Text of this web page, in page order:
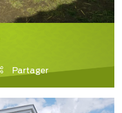
Partager